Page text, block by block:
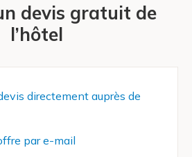
devis gratuit de
l’hôtel
directement auprès de
par e-mail